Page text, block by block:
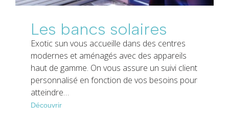
Les bancs solaires
Exotic sun vous accueille dans des centres
modernes et aménagés avec des appareils
haut de gamme. On vous assure un suivi client
personnalisé en fonction de vos besoins pour
atteindre…
Découvrir